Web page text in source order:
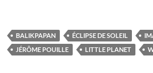
BALIKPAPAN ÉCLIPSE DE SOLEIL
JÉRÔME POUILLE
LITTLE PLANET